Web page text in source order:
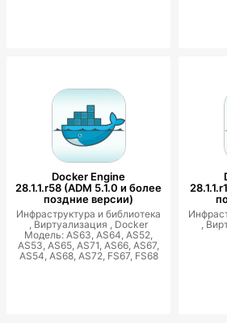
Docker Engine
28.1.1.r58 (ADM 5.1.0 и более
поздние версии)
Инфраструктура и библиотека
, Виртуализация , Docker
Модель: AS63, AS64, AS52,
AS53, AS65, AS71, AS66, AS67,
AS54, AS68, AS72, FS67, FS68
,